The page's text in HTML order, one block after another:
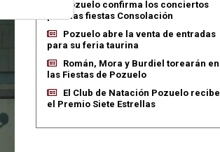
Pozuelo confirma los conciertos
para las fiestas Consolación
Pozuelo abre la venta de entradas
para su feria taurina
Román, Mora y Burdiel torearán en
las Fiestas de Pozuelo
El Club de Natación Pozuelo recibe
el Premio Siete Estrellas